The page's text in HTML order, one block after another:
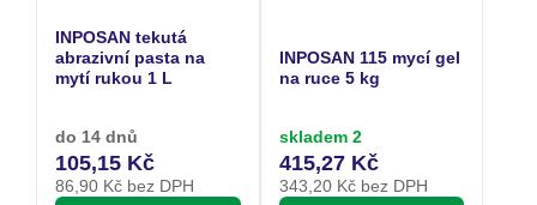
INPOSAN tekutá
abrazivní pasta na
mytí rukou 1 L
do 14 dnů
105,15 Kč
86,90 Kč bez DPH
INPOSAN 115 mycí gel
na ruce 5 kg
skladem 2
415,27 Kč
343,20Kč bez DPH